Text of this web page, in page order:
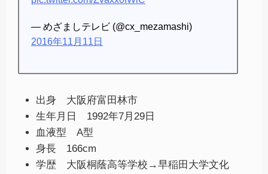
— めざましテレビ (@cx_mezamashi)
2016年11月11日
出身 大阪府富田林市
生年月日 1992年7月29日
血液型 A型
身長 166cm
学歴 大阪桐蔭高等学校→早稲田大学文化